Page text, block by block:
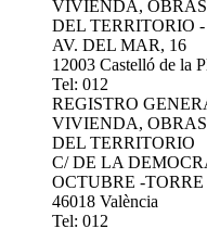
VIVIENDA,
DEL TERRITORIO
AV. DEL MAR, 16
12003 Castelló de la
Tel: 012
REGISTRO
VIVIENDA,
DEL TERRITORIO
C/ DE LA
OCTUBRE -TORRE
46018 València
Tel: 012